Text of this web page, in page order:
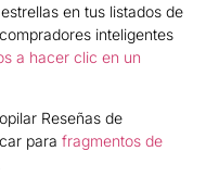
en tus listados de
inteligentes
a hacer clic en un
Reseñas de
para fragmentos de